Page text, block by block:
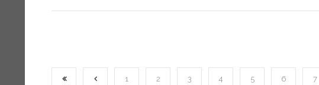
1 2 3 4 5 6 7